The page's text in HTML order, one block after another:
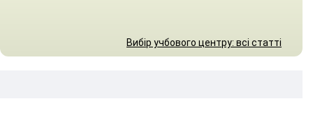
Вибір учбового центру: всі статті